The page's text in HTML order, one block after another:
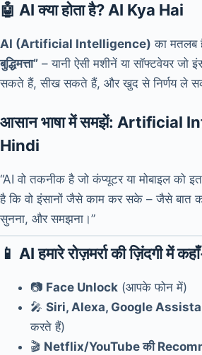
🤖 AI क्या होता है? AI Kya Hai
AI (Artificial Intelligence) का मतलब
बुद्धिमत्ता” – यानी ऐसी मशीनें या सॉफ्टवेयर जो
सकते हैं, सीख सकते हैं, और खुद से निर्णय ले
आसान भाषा में समझें: Artificial
Hindi
“AI वो तकनीक है जो कंप्यूटर या मोबाइल को
है कि वो इंसानों जैसे काम कर सके – जैसे बात
सुनना, और समझना।”
📱 AI हमारे रोज़मर्रा की ज़िंदगी में
📷 Face Unlock(आपके फोन में)
🎤 Siri, Alexa, Google
करते हैं)
🎬 Netflix/YouTube की